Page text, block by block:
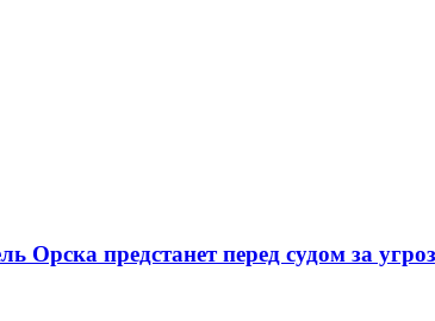
Орска предстанет перед судом за